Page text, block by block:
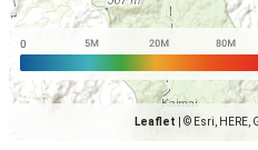
Leaflet © Esri, HERE,